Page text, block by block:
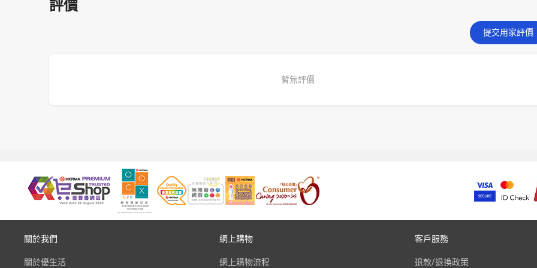
評價
提交用家評價
暫無評價
關於我們
關於優生活
網上購物
網上購物流程
客戶服務
退款/退換政策